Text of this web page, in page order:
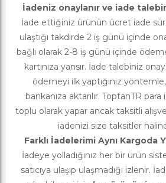
İadeniz onaylanır ve iade
İade ettiğiniz ürünün ücret iade
ulaştığı takdirde 2 iş günü içinde
bağlı olarak 2-8 iş günü içinde
kartınıza yansır. İade talebiniz
ödemeyi ilk yaptığınız
bankanıza aktarılır. ToptanTR
toplu olarak yapar ancak taksitli
iadenizi size taksitler
Farklı İadelerimi Aynı Kargoda
İadeye yolladığınız her bir ürün
satıcıya ulaşıp ulaşmadığı izlenir.